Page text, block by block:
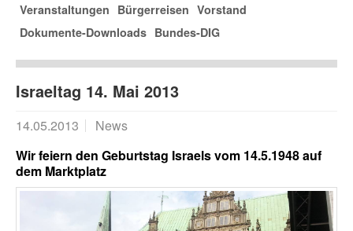
Veranstaltungen Bürgerreisen Vorstand
Dokumente-Downloads Bundes-DIG
Israeltag 14. Mai 2013
14.05.2013
News
Wir feiern den Geburtstag Israels vom 14.5.1948 auf
dem Marktplatz